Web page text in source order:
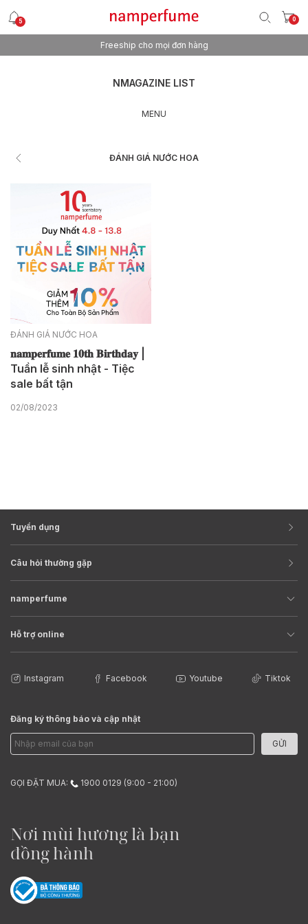
5 0
Freeship cho mọi đơn hàng
NMAGAZINE LIST
MENU
ĐÁNH GIÁ NƯỚC HOA
ĐÁNH GIÁ NƯỚC HOA
𝐧𝐚𝐦𝐩𝐞𝐫𝐟𝐮𝐦𝐞 𝟏𝟎𝐭𝐡 𝐁𝐢𝐫𝐭𝐡𝐝𝐚𝐲 |
Tuần lễ sinh nhật - Tiệc
sale bất tận
02/08/2023
Tuyển dụng
Câu hỏi thường gặp
namperfume
Hỗ trợ online
Instagram Facebook Youtube Tiktok
Đăng ký thông báo và cập nhật
GỬI
GỌI ĐẶT MUA: 1900 0129 (9:00 - 21:00)
Nơi mùi hương là bạn
đồng hành